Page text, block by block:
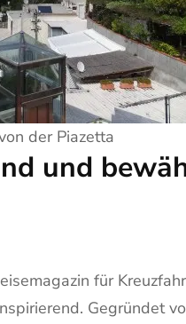
der Piazetta
und
für
Gegründet